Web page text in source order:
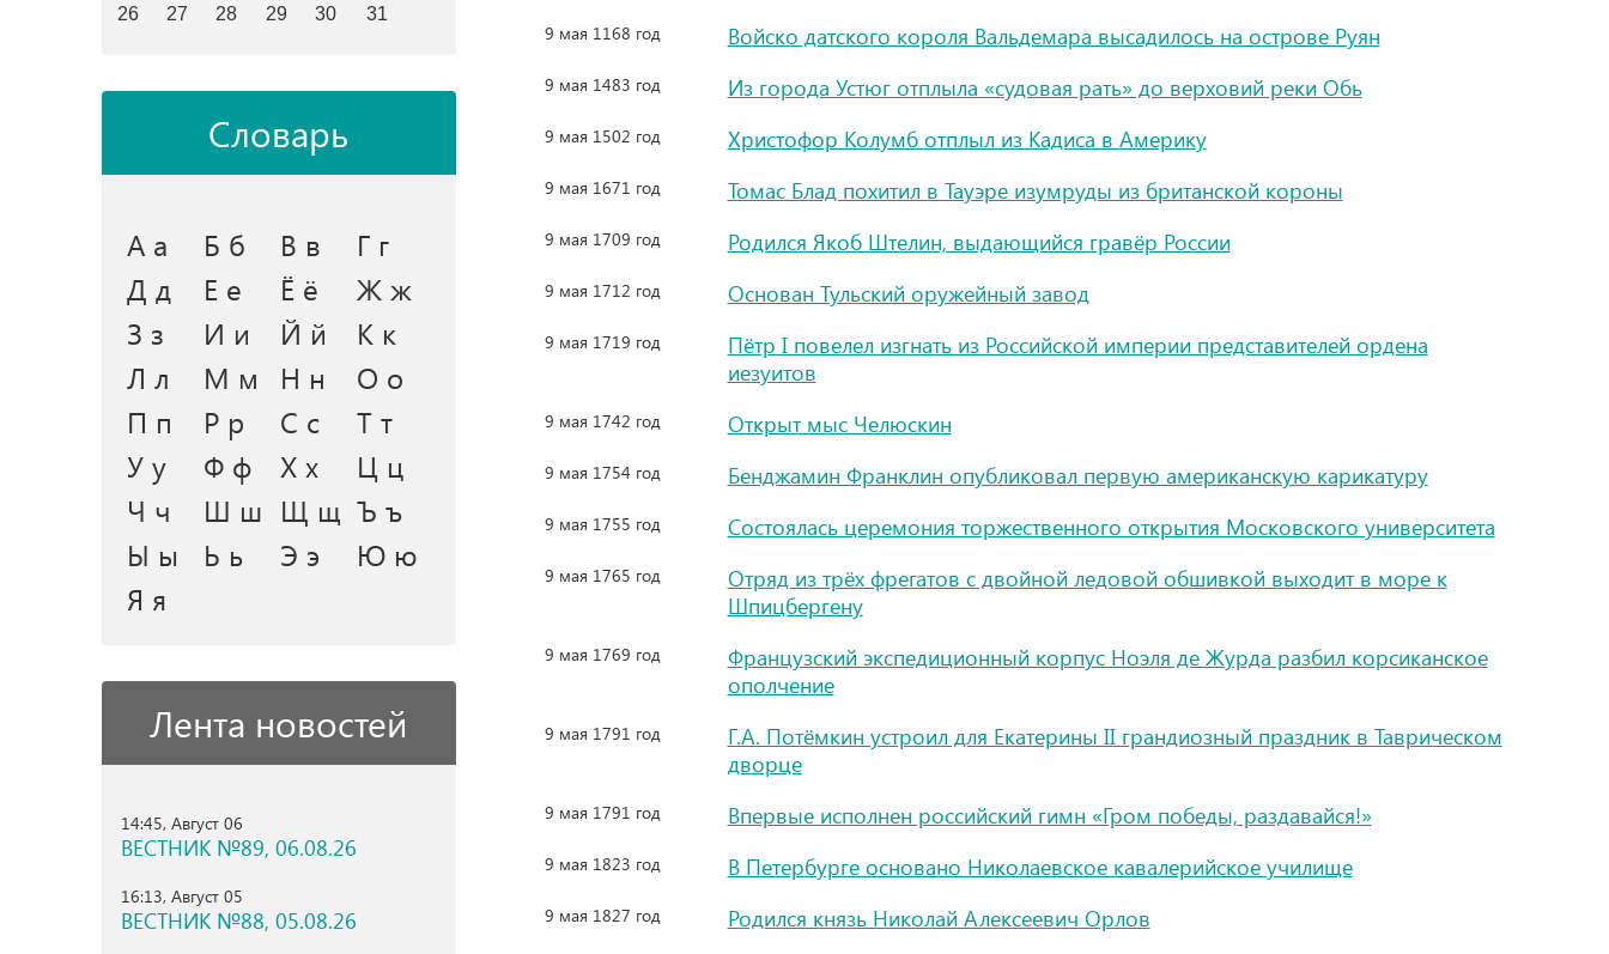
26
27 28 29 30 31
Словарь
А а Б б В в
Г г
Д д
Е е Ё ё
Ж ж
З з
И и Й й
К к
Л л
М м Н н
О о
П п
Р р С с
Т т
У у
Ф ф Х х
Ц ц
Ч ч
Ш ш Щ щ Ъ ъ
Ы ы
Ь ь Э э
Ю ю
Я я
Лента новостей
14:45, Август 06
ВЕСТНИК №89, 06.08.26
16:13, Август 05
ВЕСТНИК №88, 05.08.26
9 мая 1168 год Войско датского короля Вальдемара высадилось на острове Руян
9 мая 1483 год Из города Устюг отплыла «судовая рать» до верховий реки Обь
9 мая 1502 год Христофор Колумб отплыл из Кадиса в Америку
9 мая 1671 год Томас Блад похитил в Тауэре изумруды из британской короны
9 мая 1709 год Родился Якоб Штелин, выдающийся гравёр России
9 мая 1712 год Основан Тульский оружейный завод
9 мая 1719 год
Пётр I повелел изгнать из Российской империи представителей ордена
иезуитов
9 мая 1742 год Открыт мыс Челюскин
9 мая 1754 год Бенджамин Франклин опубликовал первую американскую карикатуру
9 мая 1755 год Состоялась церемония торжественного открытия Московского университета
9 мая 1765 год
Отряд из трёх фрегатов с двойной ледовой обшивкой выходит в море к
Шпицбергену
9 мая 1769 год
Французский экспедиционный корпус Ноэля де Журда разбил корсиканское
ополчение
9 мая 1791 год
Г.А. Потёмкин устроил для Екатерины II грандиозный праздник в Таврическом
дворце
9 мая 1791 год Впервые исполнен российский гимн «Гром победы, раздавайся!»
9 мая 1823 год В Петербурге основано Николаевское кавалерийское училище
9 мая 1827 год Родился князь Николай Алексеевич Орлов